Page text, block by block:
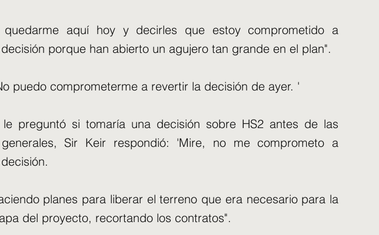
quedarme aquí hoy y decirles que estoy comprometido a
porque han abierto un agujero tan grande en el plan".
puedo comprometerme a revertir la decisión de ayer. '
le preguntó si tomaría una decisión sobre HS2 antes de las
generales, Sir Keir respondió: 'Mire, no me comprometo a
planes para liberar el terreno que era necesario para la
del proyecto, recortando los contratos".